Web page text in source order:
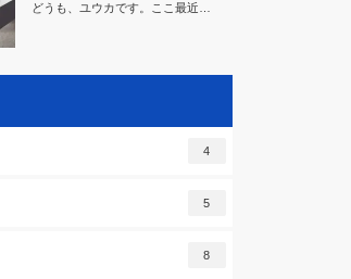
どうも、ユウカです。ここ最近…
4
5
8